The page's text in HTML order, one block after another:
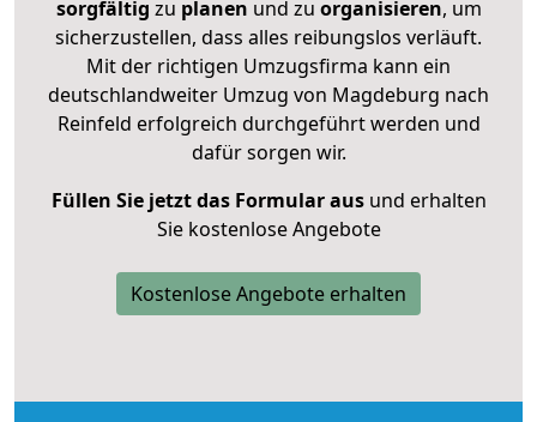
sorgfältig zu planen und zu organisieren, um
sicherzustellen, dass alles reibungslos verläuft.
Mit der richtigen Umzugsfirma kann ein
deutschlandweiter Umzug von Magdeburg nach
Reinfeld erfolgreich durchgeführt werden und
dafür sorgen wir.
Füllen Sie jetzt das Formular ausund erhalten
Sie kostenlose Angebote
Kostenlose Angebote erhalten